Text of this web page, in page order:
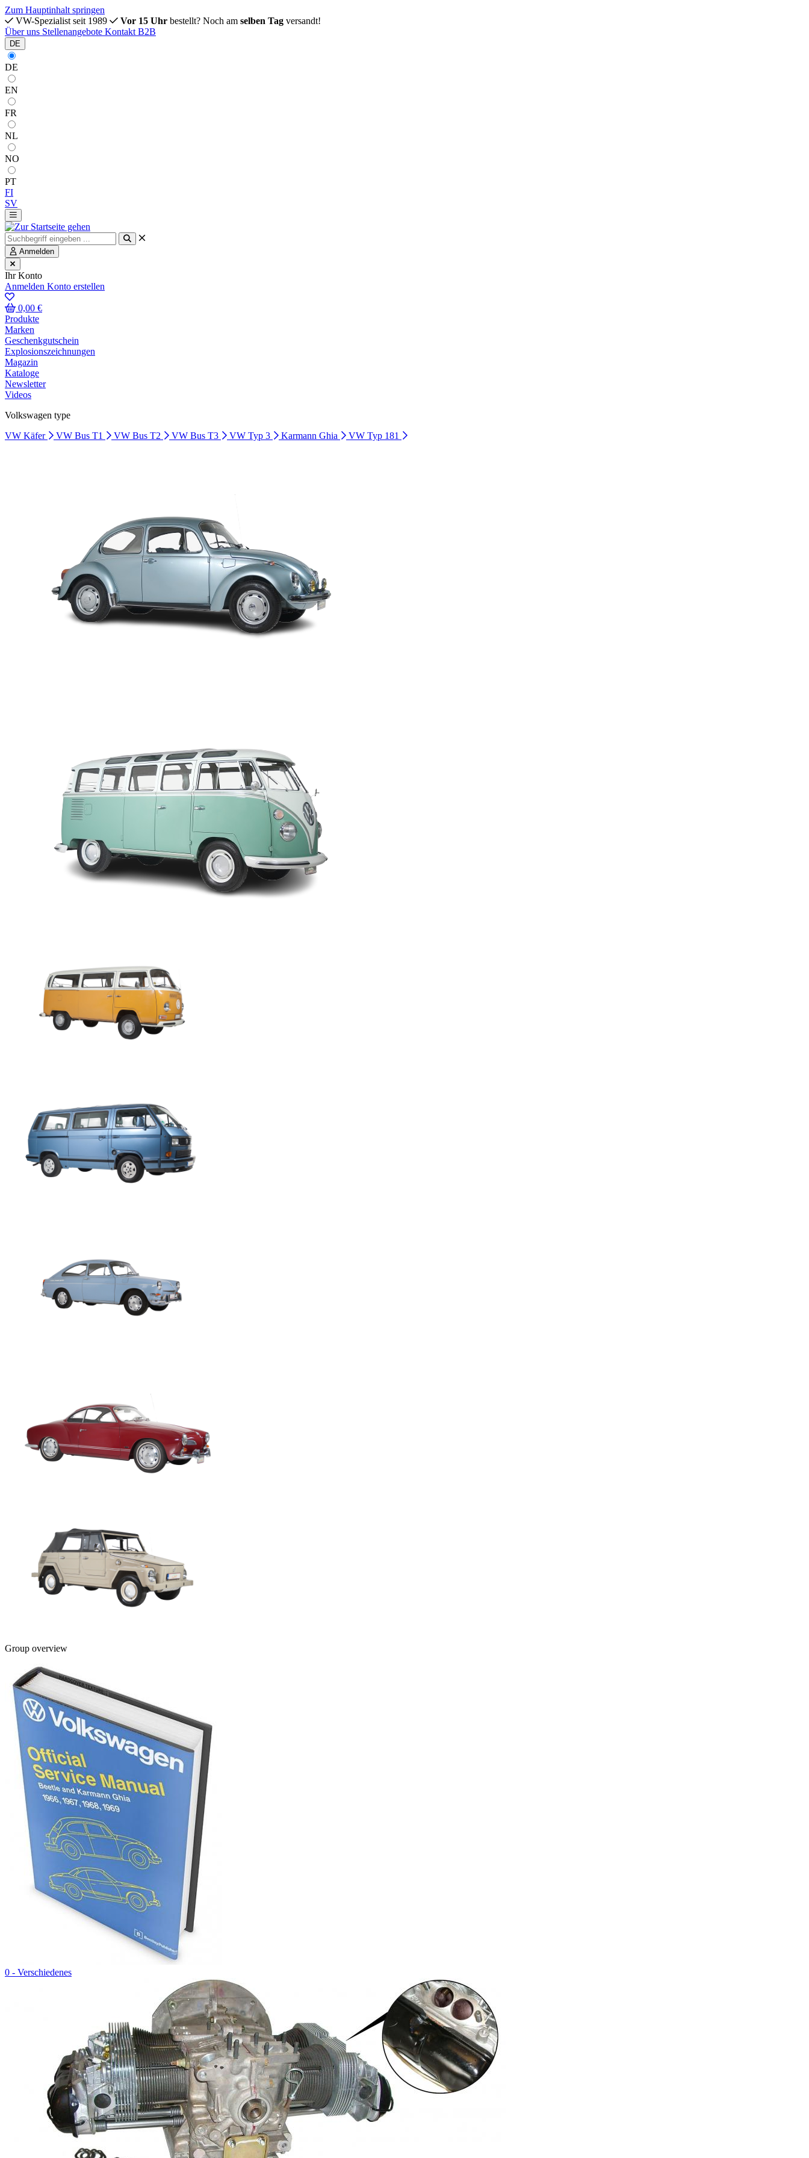
Zum Hauptinhalt springen
VW-Spezialist seit 1989
Vor 15 Uhr bestellt? Noch am selben Tag versandt!
Über uns Stellenangebote Kontakt B2B
DE
DE
EN
FR
NL
NO
PT
FI
SV
Anmelden
Ihr Konto
Anmelden Konto erstellen
0,00 €
Produkte
Marken
Geschenkgutschein
Explosionszeichnungen
Magazin
Kataloge
Newsletter
Videos
Volkswagen type
VW Käfer
VW Bus T1 VW Bus T2 VW Bus T3 VW Typ 3 Karmann Ghia VW Typ 181
Group overview
0 - Verschiedenes